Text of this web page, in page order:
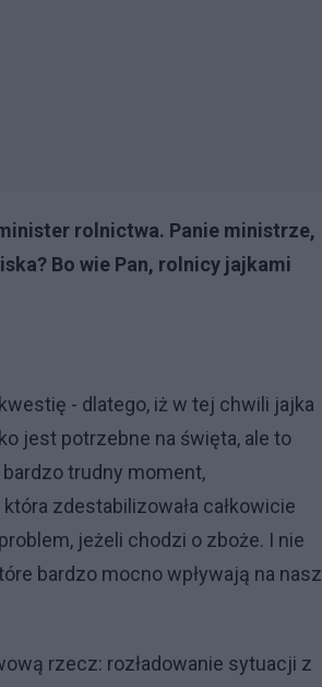
rolnictwa. Panie ministrze,
Bo wie Pan, rolnicy jajkami
- dlatego, iż w tej chwili jajka
jest potrzebne na święta, ale to
trudny moment,
zdestabilizowała całkowicie
jeżeli chodzi o zboże. I nie
bardzo mocno wpływają na nasz
rzecz: rozładowanie sytuacji z